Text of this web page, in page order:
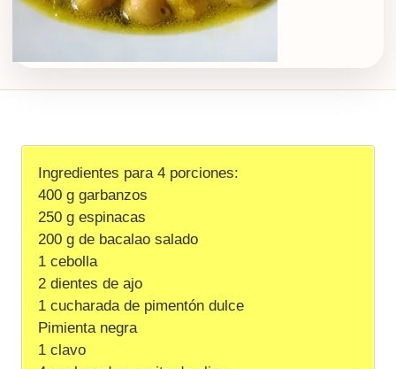
Ingredientes para 4 porciones:
400 g garbanzos
250 g espinacas
200 g de bacalao salado
1 cebolla
2 dientes de ajo
1 cucharada de pimentón dulce
Pimienta negra
1 clavo